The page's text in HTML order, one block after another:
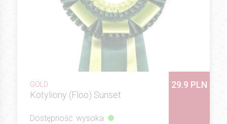
GOLD
Kotyliony (Floo) Sunset
29.9 PLN
Dostępność: wysoka